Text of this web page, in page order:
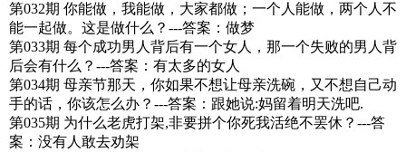
第032期 你能做，我能做，大家都做；一个人能做，两个人不
能一起做。这是做什么？---答案：做梦
第033期 每个成功男人背后有一个女人，那一个失败的男人背
后会有什么？---答案：有太多的女人
第034期 母亲节那天，你如果不想让母亲洗碗，又不想自己动
手的话，你该怎么办？---答案：跟她说:妈留着明天洗吧.
第035期 为什么老虎打架,非要拼个你死我活绝不罢休？---答
案：没有人敢去劝架